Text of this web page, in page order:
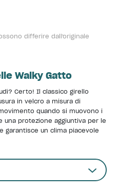
differire dall'originale
Walky Gatto
Certo! Il classico girello
in velcro a misura di
quando si muovono i
una protezione aggiuntiva per le
garantisce un clima piacevole